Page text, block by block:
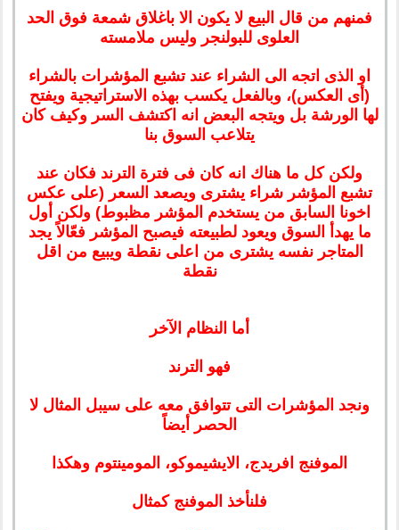
فمنهم من قال البيع لا يكون الا باغلاق شمعة فوق الحد
العلوى للبولنجر وليس ملامسته
او الذى اتجه الى الشراء عند تشبع المؤشرات بالشراء
(أى العكس)، وبالفعل يكسب بهذه الاستراتيجية ويفتح
لها الورشة بل ويتجه البعض انه اكتشف السر وكيف كان
يتلاعب السوق بنا
ولكن كل ما هناك انه كان فى فترة الترند فكان عند
تشبع المؤشر شراء يشترى ويصعد السعر (على عكس
اخونا السابق من يستخدم المؤشر مظبوط) ولكن أول
ما يهدأ السوق ويعود لطبيعته فيصبح المؤشر فعّالاً يجد
المتاجر نفسه يشترى من اعلى نقطة ويبيع من اقل
نقطة
أما النظام الآخر
فهو الترند
ونجد المؤشرات التى تتوافق معه على سيبل المثال لا
الحصر أيضاً
الموفنج افريدج، الايشيموكو، المومينتوم وهكذا
فلنأخذ الموفنج كمثال